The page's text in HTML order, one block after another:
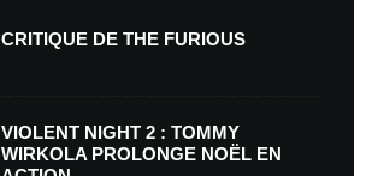
CRITIQUE DE THE FURIOUS
VIOLENT NIGHT 2 : TOMMY
WIRKOLA PROLONGE NOËL EN